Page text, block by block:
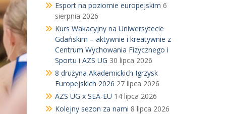
Esport na poziomie europejskim 6
sierpnia 2026
Kurs Wakacyjny na Uniwersytecie
Gdańskim – aktywnie i kreatywnie z
Centrum Wychowania Fizycznego i
Sportu i AZS UG 30 lipca 2026
8 drużyna Akademickich Igrzysk
Europejskich 2026 27 lipca 2026
AZS UG x SEA-EU 14 lipca 2026
Kolejny sezon za nami 8 lipca 2026